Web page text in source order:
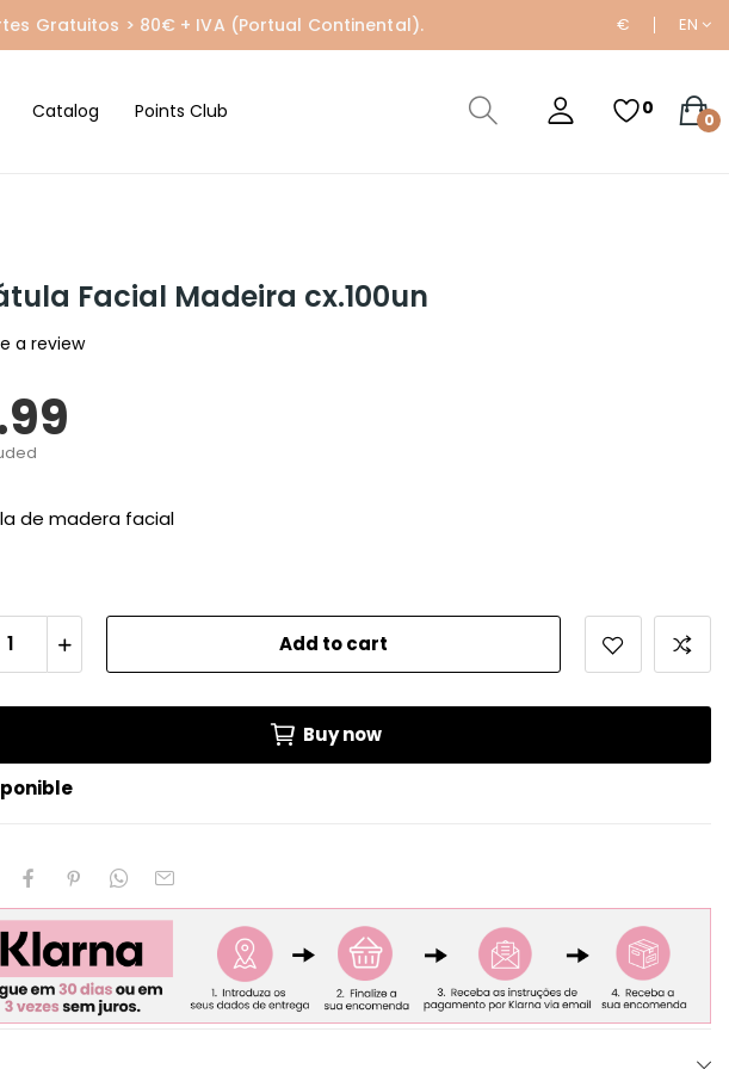
Gratuitos > 80€ + IVA (Portual Continental). € EN
Catalog Points Club 0
0
Facial Madeira cx.100un
a review
de madera facial
Add to cart
Buy now